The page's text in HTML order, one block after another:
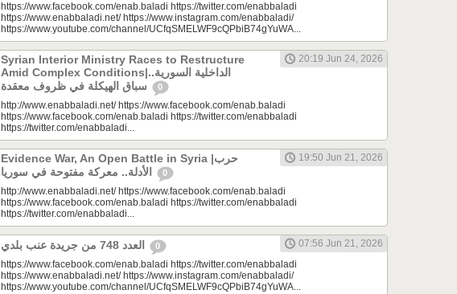
https://www.facebook.com/enab.baladi https://twitter.com/enabbaladi
https://www.enabbaladi.net/ https://www.instagram.com/enabbaladi/
https://www.youtube.com/channel/UCfqSMELWF9cQPbiB74gYuWA...
Syrian Interior Ministry Races to Restructure
Amid Complex Conditions|الداخلية السورية..
0
20:19 Jun 24, 2026
http://www.enabbaladi.net/ https://www.facebook.com/enab.baladi
https://www.facebook.com/enab.baladi https://twitter.com/enabbaladi
https://twitter.com/enabbaladi...
Evidence War, An Open Battle in Syria |حرب
0
19:50 Jun 21, 2026
http://www.enabbaladi.net/ https://www.facebook.com/enab.baladi
https://www.facebook.com/enab.baladi https://twitter.com/enabbaladi
https://twitter.com/enabbaladi...
0
07:56 Jun 21, 2026
https://www.facebook.com/enab.baladi https://twitter.com/enabbaladi
https://www.enabbaladi.net/ https://www.instagram.com/enabbaladi/
https://www.youtube.com/channel/UCfqSMELWF9cQPbiB74gYuWA...